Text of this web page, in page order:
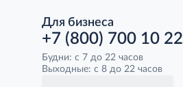
Для бизнеса
+7 (800) 700 10 22
Будни: с 7 до 22 часов
Выходные: с 8 до 22 часов